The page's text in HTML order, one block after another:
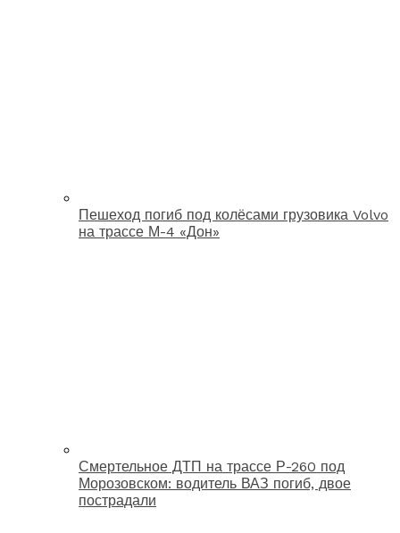
Пешеход погиб под колёсами грузовика Volvo
на трассе М-4 «Дон»
Смертельное ДТП на трассе Р-260 под
Морозовском: водитель ВАЗ погиб, двое
пострадали